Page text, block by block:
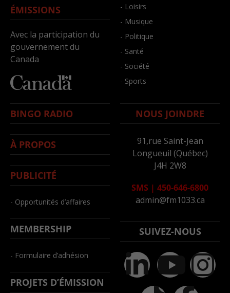
ÉMISSIONS
Avec la participation du
gouvernement du
Canada
- Loisirs
- Musique
- Politique
- Santé
- Société
- Sports
BINGO RADIO
À PROPOS
PUBLICITÉ
- Opportunités d’affaires
MEMBERSHIP
- Formulaire d’adhésion
PROJETS D’ÉMISSION
NOUS JOINDRE
91,rue Saint-Jean
Longueuil (Québec)
J4H 2W8
SMS | 450-646-6800
admin@fm1033.ca
SUIVEZ-NOUS